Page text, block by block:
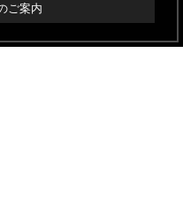
ご案内